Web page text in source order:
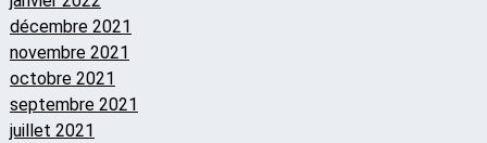
décembre 2021
novembre 2021
octobre 2021
septembre 2021
juillet 2021